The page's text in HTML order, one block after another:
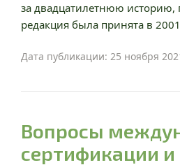
за двадцатилетнюю
редакция была принята в
Дата публикации: 25 ноября
Вопросы
сертификации и